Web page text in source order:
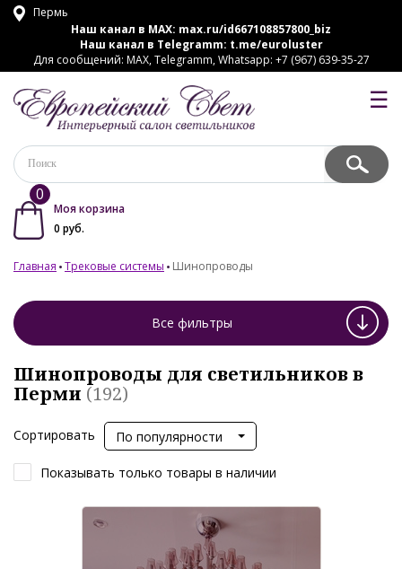
Пермь
Наш канал в MAX: max.ru/id667108857800_biz
Наш канал в Telegramm: t.me/euroluster
Для сообщений: MAX, Telegramm, Whatsapp: +7 (967) 639-35-27
☰
0
Моя корзина
0 руб.
Главная Трековые системы Шинопроводы
Все фильтры
Шинопроводы для светильников в
Перми (192)
Сортировать По популярности
Показывать только товары в наличии